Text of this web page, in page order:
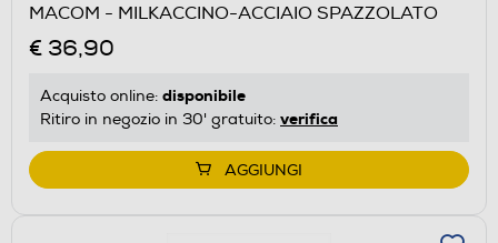
MACOM - MILKACCINO-ACCIAIO SPAZZOLATO
€ 36,90
Acquisto online: disponibile
Ritiro in negozio in 30' gratuito: verifica
AGGIUNGI